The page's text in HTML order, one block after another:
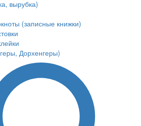
вырубка)
(записные книжки)
Дорхенгеры)